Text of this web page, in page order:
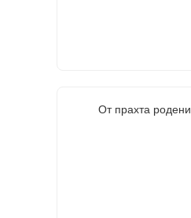
От прахта родени